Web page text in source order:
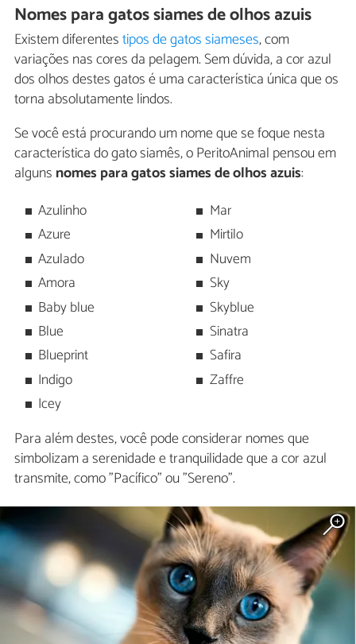
Nomes para gatos siames de olhos azuis
Existem diferentestipos de gatos siameses, com
variações nas cores da pelagem. Sem dúvida, a cor azul
dos olhos destes gatos é uma característica única que os
torna absolutamente lindos.
Se você está procurando um nome que se foque nesta
característica do gato siamês, o PeritoAnimal pensou em
alguns nomes para gatos siames de olhos azuis:
Azulinho
Azure
Azulado
Amora
Baby blue
Blue
Blueprint
Indigo
Icey
Mar
Mirtilo
Nuvem
Sky
Skyblue
Sinatra
Safira
Zaffre
Para além destes, você pode considerar nomes que
simbolizam a serenidade e tranquilidade que a cor azul
transmite, como "Pacífico" ou "Sereno".